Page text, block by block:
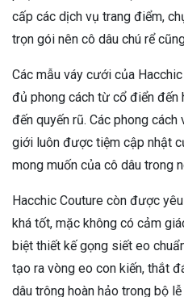
cấp các dịch vụ trang điểm,
trọn gói nên cô dâu chú rể
Các mẫu váy cưới của
đủ phong cách từ cổ điển đến
đến quyến rũ. Các phong
giới luôn được tiệm cập nhật
mong muốn của cô dâu trong
Hacchic Couture còn được
khá tốt, mặc không có cảm
biệt thiết kế gọng siết eo
tạo ra vòng eo con kiến, thắt
dâu trông hoàn hảo trong bộ